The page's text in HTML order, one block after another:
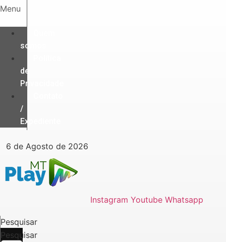
Ir
o
conteúdo
Menu
somos
de
Privacidade
/
Expediente
6 de Agosto de 2026
Instagram Youtube Whatsapp
Pesquisar
Pesquisar